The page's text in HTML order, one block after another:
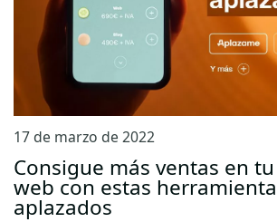
17 de marzo de 2022
Consigue más ventas en
web con estas
aplazados